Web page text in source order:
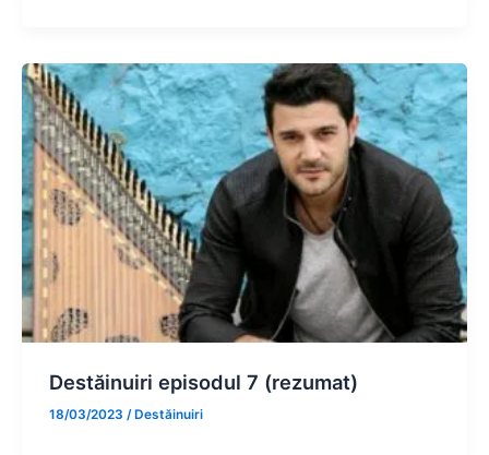
Destăinuiri episodul 7 (rezumat)
18/03/2023 / Destăinuiri